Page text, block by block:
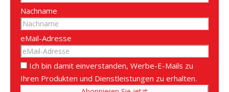
Nachname
eMail-Adresse
Ich bin damit einverstanden, Werbe-E-Mails zu
Ihren Produkten und Dienstleistungen zu erhalten.